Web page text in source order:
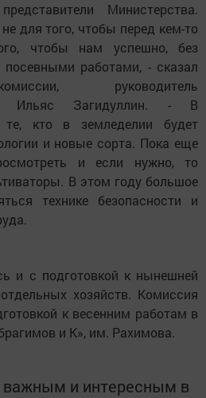
Министерства.
для того, чтобы перед кем-то
чтобы нам успешно, без
работами, - сказал
руководитель
Ильяс Загидуллин. - В
кто в земледелии будет
и новые сорта. Пока еще
и если нужно, то
В этом году большое
технике безопасности и
и с подготовкой к нынешней
хозяйств. Комиссия
к весенним работам в
и К», им. Рахимова.
и интересным в